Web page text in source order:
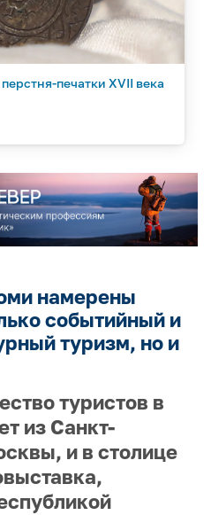
печатки XVII века
намерены
событийный и
туризм, но и
туристов в
из Санкт-
и в столице